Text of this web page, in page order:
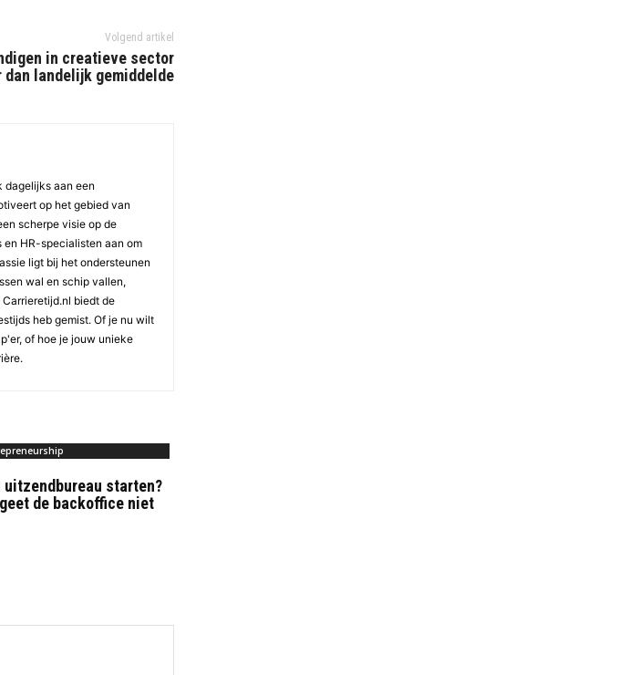
Volgend artikel
in creatieve sector
landelijk gemiddelde
dagelijks aan een
op het gebied van
scherpe visie op de
HR-specialisten aan om
ligt bij het ondersteunen
wal en schip vallen,
biedt de
heb gemist. Of je nu wilt
of hoe je jouw unieke
uitzendbureau starten?
de backoffice niet